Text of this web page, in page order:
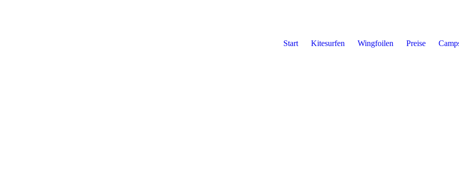
Start Kitesurfen Wingfoilen Preise